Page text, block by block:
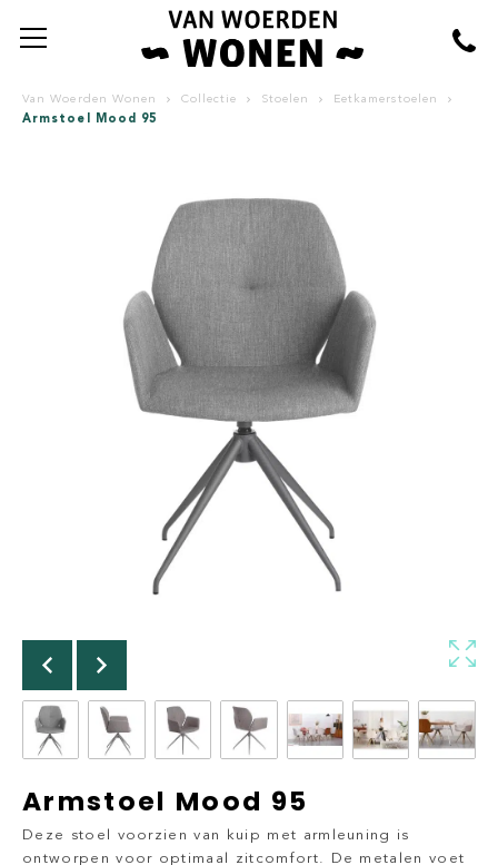
Van Woerden Wonen Collectie Stoelen Eetkamerstoelen
Armstoel Mood 95
Armstoel Mood 95
Deze stoel voorzien van kuip met armleuning is
ontworpen voor optimaal zitcomfort. De metalen voet